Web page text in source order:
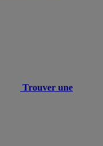
Trouver une